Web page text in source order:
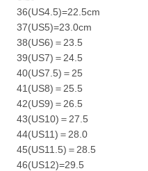
36(US4.5)=22.5cm
37(US5)=23.0cm
38(US6)＝23.5
39(US7)＝24.5
40(US7.5)＝25
41(US8)＝25.5
42(US9)＝26.5
43(US10)＝27.5
44(US11)＝28.0
45(US11.5)＝28.5
46(US12)=29.5